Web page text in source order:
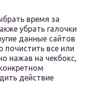
время за
убрать галочки
данные сайтов
почистить все или
нажав на чекбокс,
действие